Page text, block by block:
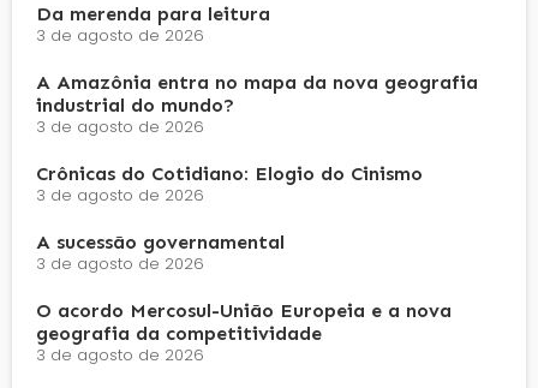
Da merenda para leitura
3 de agosto de 2026
A Amazônia entra no mapa da nova geografia
industrial do mundo?
3 de agosto de 2026
Crônicas do Cotidiano: Elogio do Cinismo
3 de agosto de 2026
A sucessão governamental
3 de agosto de 2026
O acordo Mercosul-União Europeia e a nova
geografia da competitividade
3 de agosto de 2026